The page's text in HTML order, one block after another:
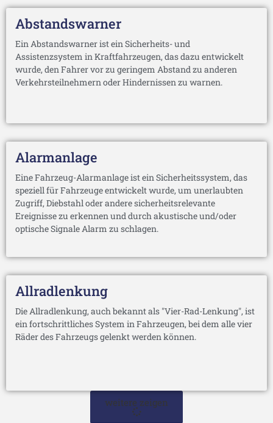
Abstandswarner
Ein Abstandswarner ist ein Sicherheits- und
Assistenzsystem in Kraftfahrzeugen, das dazu entwickelt
wurde, den Fahrer vor zu geringem Abstand zu anderen
Verkehrsteilnehmern oder Hindernissen zu warnen.
Alarmanlage
Eine Fahrzeug-Alarmanlage ist ein Sicherheitssystem, das
speziell für Fahrzeuge entwickelt wurde, um unerlaubten
Zugriff, Diebstahl oder andere sicherheitsrelevante
Ereignisse zu erkennen und durch akustische und/oder
optische Signale Alarm zu schlagen.
Allradlenkung
Die Allradlenkung, auch bekannt als "Vier-Rad-Lenkung", ist
ein fortschrittliches System in Fahrzeugen, bei dem alle vier
Räder des Fahrzeugs gelenkt werden können.
weitere zeigen